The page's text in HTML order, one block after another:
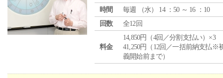
時間
毎週 （水） 14 ：50 ～ 16 ：10
回数
全12回
料金
14,850円（4回／分割支払い）×3
41,250円（12回／一括前納支払※
義開始前まで）